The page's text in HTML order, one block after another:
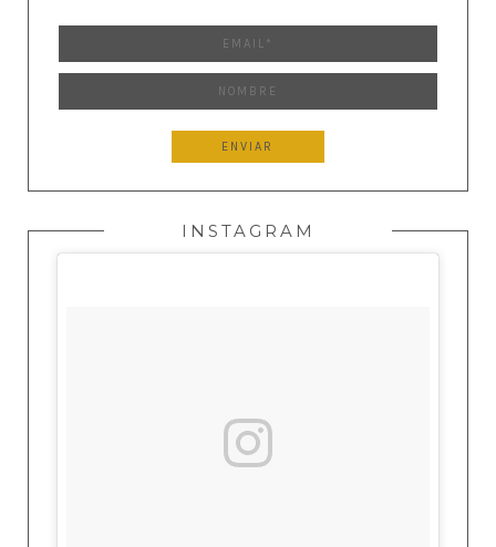
INSTAGRAM